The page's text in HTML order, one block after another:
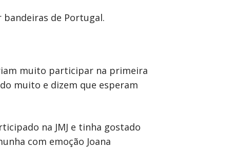
de Portugal.
muito participar na primeira
muito e dizem que esperam
na JMJ e tinha gostado
com emoção Joana